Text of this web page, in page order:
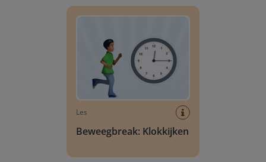
Les
Beweegbreak: Klokkijken